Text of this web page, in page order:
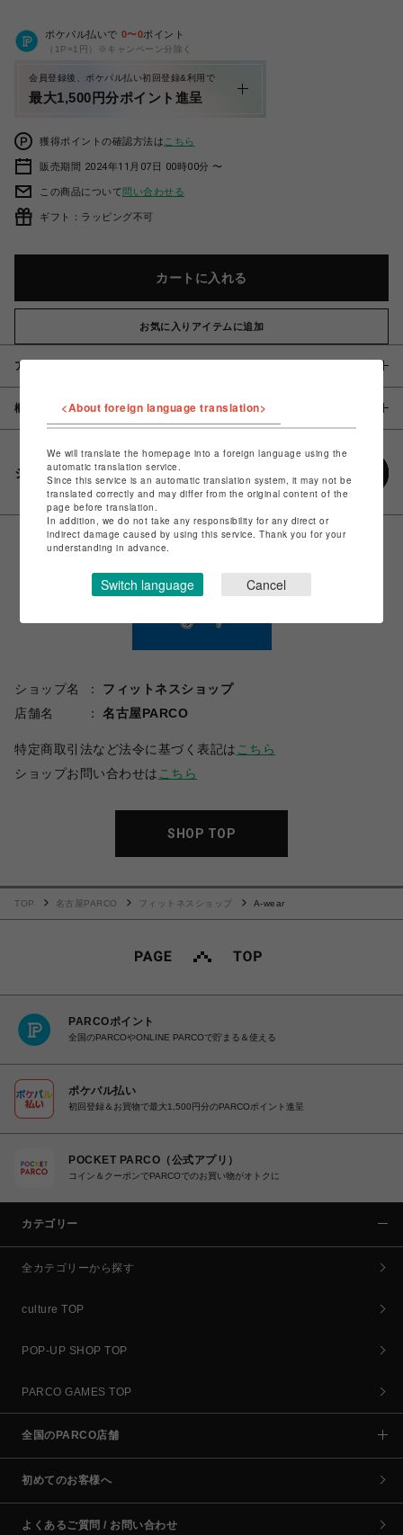
ポケパル払いで 0〜0ポイント
（1P=1円）※キャンペーン分除く
会員登録後、ポケパル払い初回登録&利用で
最大1,500円分ポイント進呈
獲得ポイントの確認方法は こちら
販売期間 2024年11月07日 00時00分 〜
この商品について問い合わせる
ギフト：ラッピング不可
カートに入れる
お気に入りアイテムに追加
アイテム説明 / 素材
概要
シェアする
ショップ名
フィットネスショップ
店舗名
名古屋PARCO
特定商取引法など法令に基づく表記は こちら
ショップお問い合わせは こちら
SHOP TOP
TOP 名古屋PARCO フィットネスショップ A-wear
PARCOポイント
全国のPARCOやONLINE PARCOで貯まる＆使える
ポケパル払い
初回登録＆お買物で最大1,500円分のPARCOポイント進呈
POCKET PARCO（公式アプリ）
コイン＆クーポンでPARCOでのお買い物がオトクに
カテゴリー
全カテゴリーから探す
culture TOP
POP-UP SHOP TOP
PARCO GAMES TOP
全国のPARCO店舗
初めてのお客様へ
よくあるご質問 / お問い合わせ
<About foreign language translation>
We will translate the homepage into a foreign language using the
automatic translation service.
Since this service is an automatic translation system, it may not be
translated correctly and may differ from the original content of the
page before translation.
In addition, we do not take any responsibility for any direct or
indirect damage caused by using this service. Thank you for your
understanding in advance.
Switch language Cancel